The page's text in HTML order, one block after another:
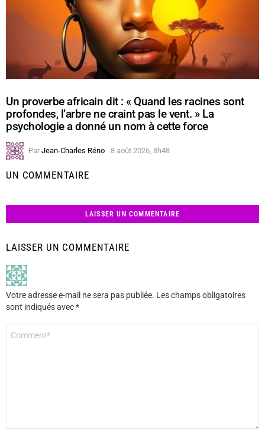
Un proverbe africain dit : « Quand les racines sont
profondes, l’arbre ne craint pas le vent. » La
psychologie a donné un nom à cette force
Par Jean-Charles Réno 8 août 2026, 8h48
UN COMMENTAIRE
LAISSER UN COMMENTAIRE
LAISSER UN COMMENTAIRE
Votre adresse e-mail ne sera pas publiée. Les champs obligatoires
sont indiqués avec*